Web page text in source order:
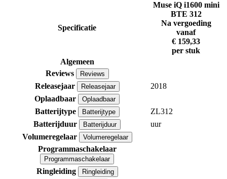
Specificatie
Muse iQ i1600 mini
BTE 312
Na vergoeding
vanaf
€ 159,33
per stuk
Algemeen
Reviews
Reviews
Releasejaar Releasejaar
2018
Oplaadbaar
Oplaadbaar
Batterijtype Batterijtype
ZL312
Batterijduur
Batterijduur
uur
Volumeregelaar
Volumeregelaar
Programmaschakelaar
Programmaschakelaar
Ringleiding Ringleiding